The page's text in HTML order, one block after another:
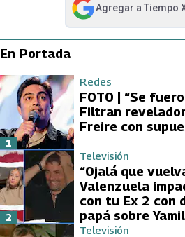
Agregar a Tiempo
abre en nueva pestaña
En Portada
Redes
FOTO | “Se
Filtran
Freire con
1
Televisión
“Ojalá que
Valenzuela
con tu Ex 2 con
papá sobre
2
Televisión